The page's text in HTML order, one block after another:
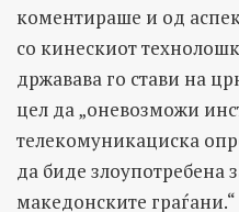
коментираше и од
со кинескиот
државава го стави на
цел да „оневозможи
телекомуникациска
да биде злоупотребена
македонските граѓани.“